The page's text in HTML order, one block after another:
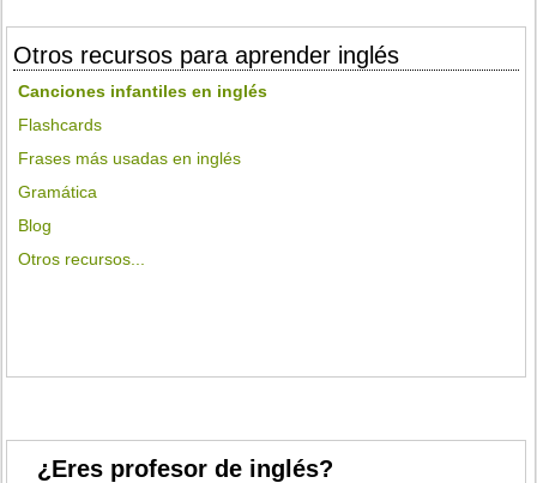
Otros recursos para aprender inglés
Canciones infantiles en inglés
Flashcards
Frases más usadas en inglés
Gramática
Blog
Otros recursos...
¿Eres profesor de inglés?